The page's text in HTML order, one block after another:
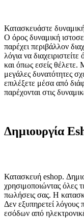
Κατασκευάστε
Ο όρος δυναμική
παρέχει περιβάλλον
λόγια να
και όπως εσείς θέλετε.
μεγάλες δυνατότητες
επιλέξετε μέσα από
παρέχονται στις
Δημιουργία
Κατασκευή eshop.
χρησιμοποιώντας όλες
πωλήσεις σας. Η
Δεν εξυπηρετεί
εσόδων από